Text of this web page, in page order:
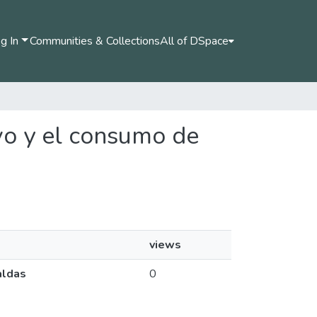
In Communities & CollectionsAll of DSpace
y el consumo de
views
0